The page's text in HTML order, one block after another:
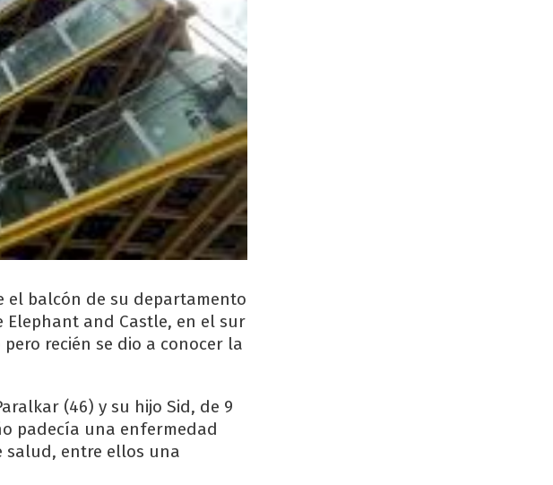
el balcón de su departamento
Elephant and Castle, en el sur
recién se dio a conocer la
(46) y su hijo Sid, de 9
padecía una enfermedad
salud, entre ellos una